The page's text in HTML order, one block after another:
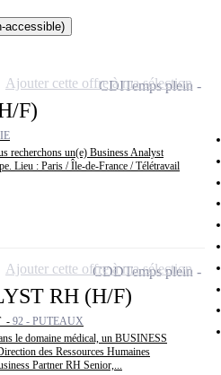
accessible)
F)
recherchons un(e) Business Analyst
Lieu : Paris / Île-de-France / Télétravail
CDITemps plein
Ajouter cette offre à ma sélection
RH (H/F)
- 92 - PUTEAUX
le domaine médical, un BUSINESS
des Ressources Humaines
Partner RH Senior,...
CDDTemps plein
Ajouter cette offre à ma sélection